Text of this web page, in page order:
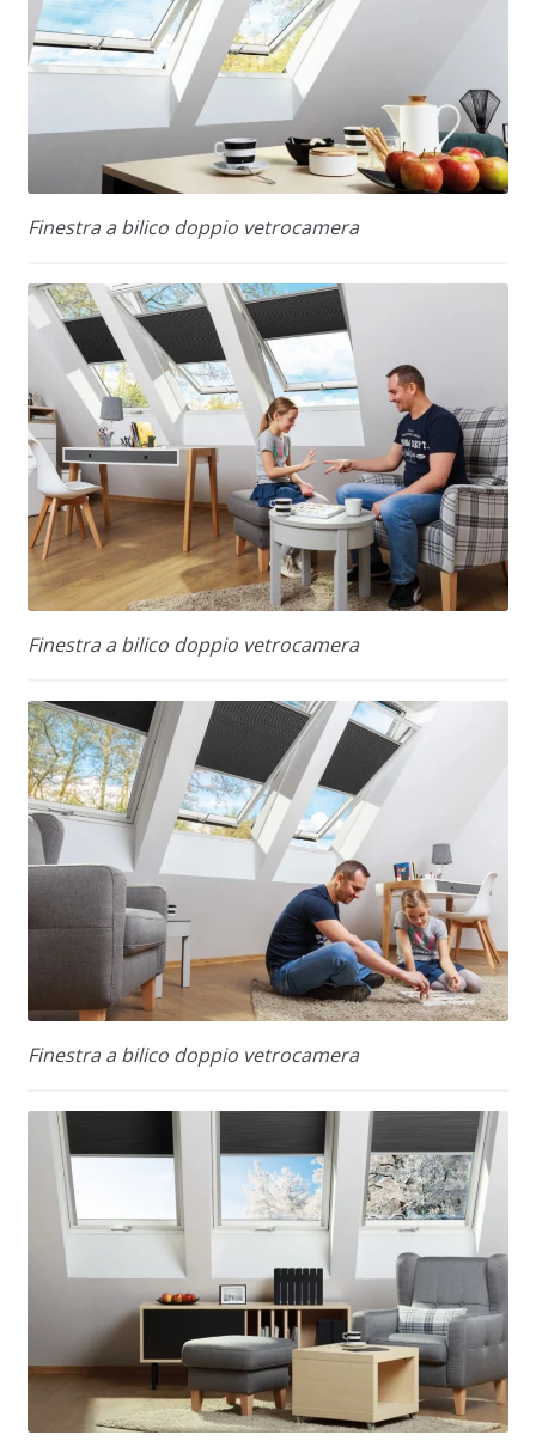
Finestra a bilico doppio vetrocamera
Finestra a bilico doppio vetrocamera
Finestra a bilico doppio vetrocamera